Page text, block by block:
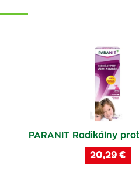
PARANIT Radikálny
20,29 €